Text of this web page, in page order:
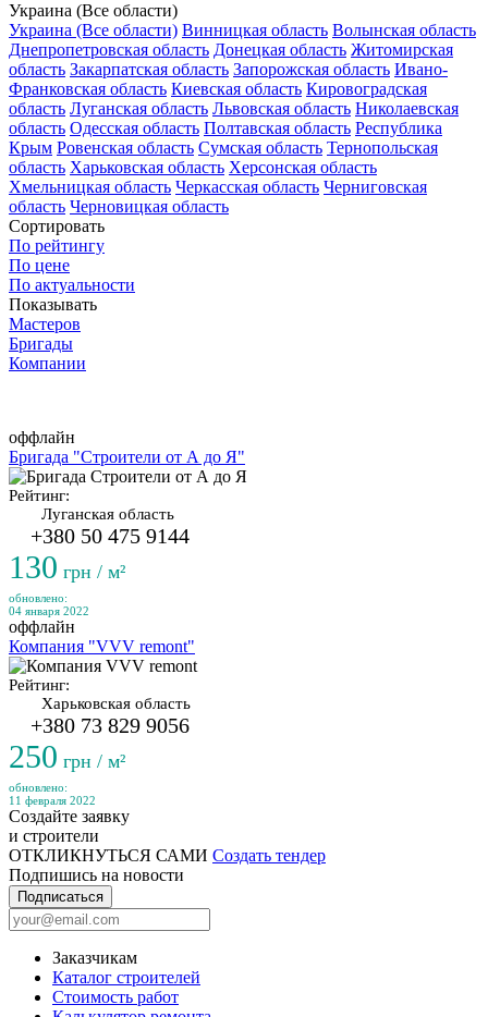
Украина (Все области)
Украина (Все области) Винницкая область Волынская область
Днепропетровская область Донецкая область Житомирская
область Закарпатская область Запорожская область Ивано-
Франковская область Киевская область Кировоградская
область Луганская область Львовская область Николаевская
область Одесская область Полтавская область Республика
Крым Ровенская область Сумская область Тернопольская
область Харьковская область Херсонская область
Хмельницкая область Черкасская область Черниговская
область Черновицкая область
Сортировать
По рейтингу
По цене
По актуальности
Показывать
Мастеров
Бригады
Компании
оффлайн
Бригада "Строители от А до Я"
Рейтинг:
Луганская область
+380 50 475 9144
130 грн / м²
обновлено:
04 января 2022
оффлайн
Компания "VVV remont"
Рейтинг:
Харьковская область
+380 73 829 9056
250 грн / м²
обновлено:
11 февраля 2022
Создайте заявку
и строители
ОТКЛИКНУТЬСЯ САМИ Создать тендер
Подпишись на новости
Подписаться
Заказчикам
Каталог строителей
Стоимость работ